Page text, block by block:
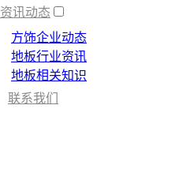
资讯动态
方饰企业动态
地板行业资讯
地板相关知识
联系我们